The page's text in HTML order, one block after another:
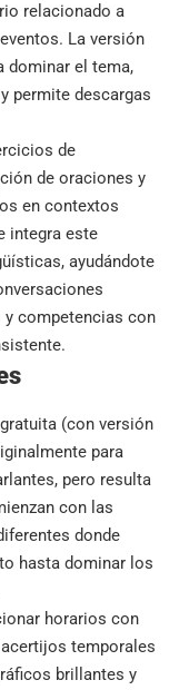
relacionado a
La versión
dominar el tema,
permite descargas
de
de oraciones y
en contextos
integra este
ayudándote
competencias con
(con versión
para
pero resulta
con las
donde
hasta dominar los
horarios con
temporales
brillantes y